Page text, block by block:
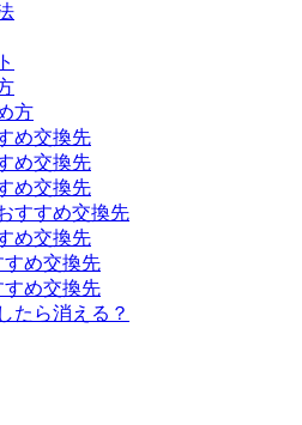
方
め交換先
め交換先
め交換先
すすめ交換先
め交換先
め交換先
め交換先
たら消える？